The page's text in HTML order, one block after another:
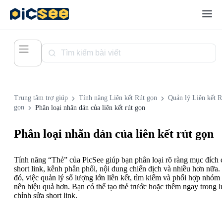
Trung tâm trợ giúp Tính năng Liên kết Rút gọn
Quản lý Liên kết
gọn
Phân loại nhãn dán của liên kết rút gọn
Phân loại nhãn dán của liên kết rút gọn
Tính năng “Thẻ” của PicSee giúp bạn phân loại rõ ràng mục đích
short link, kênh phân phối, nội dung chiến dịch và nhiều hơn
đó, việc quản lý số lượng lớn liên kết, tìm kiếm và phối hợp nhóm
nên hiệu quả hơn. Bạn có thể tạo thẻ trước hoặc thêm ngay trong
chỉnh sửa short link.